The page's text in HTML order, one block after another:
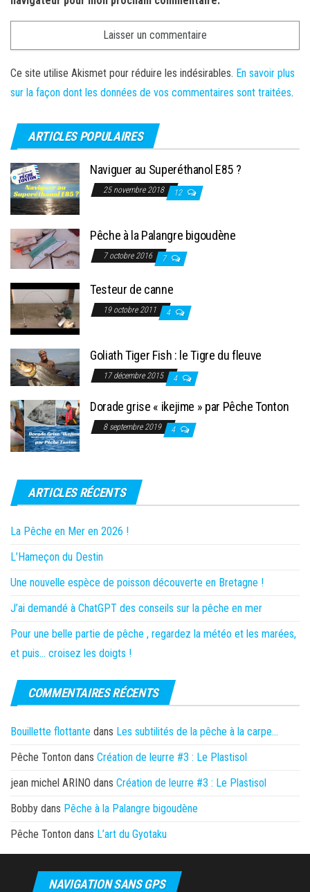
Ce site utilise Akismet pour réduire les indésirables. En savoir plus
sur la façon dont les données de vos commentaires sont traitées.
ARTICLES POPULAIRES
Naviguer au Superéthanol E85 ?
25 novembre 2018 12
Pêche à la Palangre bigoudène
7 octobre 2016 7
Testeur de canne
19 octobre 2011 4
Goliath Tiger Fish : le Tigre du fleuve
17 décembre 2015 4
Dorade grise « ikejime » par Pêche Tonton
8 septembre 2019 4
ARTICLES RÉCENTS
La Pêche en Mer en 2026 !
L’Hameçon du Destin
Une nouvelle espèce de poisson découverte en Bretagne !
J’ai demandé à ChatGPT des conseils sur la pêche en mer
Pour une belle partie de pêche , regardez la météo et les marées,
et puis… croisez les doigts !
COMMENTAIRES RÉCENTS
Bouillette flottante dans Les subtilités de la pêche à la carpe…
Pêche Tonton dans Création de leurre #3 : Le Plastisol
jean michel ARINO dans Création de leurre #3 : Le Plastisol
Bobby dans Pêche à la Palangre bigoudène
Pêche Tonton dans L’art du Gyotaku
NAVIGATION SANS GPS